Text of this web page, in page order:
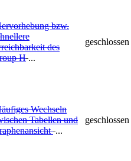
bzw.
des
H ...
geschlossen
Wechseln
Tabellen und
...
geschlossen